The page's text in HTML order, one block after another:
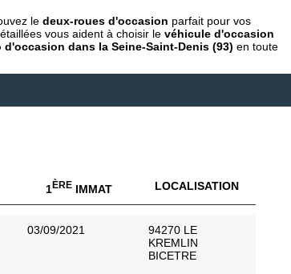
le deux-roues d'occasion parfait pour vos
vous aident à choisir le véhicule d'occasion
dans la Seine-Saint-Denis (93) en toute
1ÈREIMMAT LOCALISATION
03/09/2021
94270 LE
KREMLIN
BICETRE